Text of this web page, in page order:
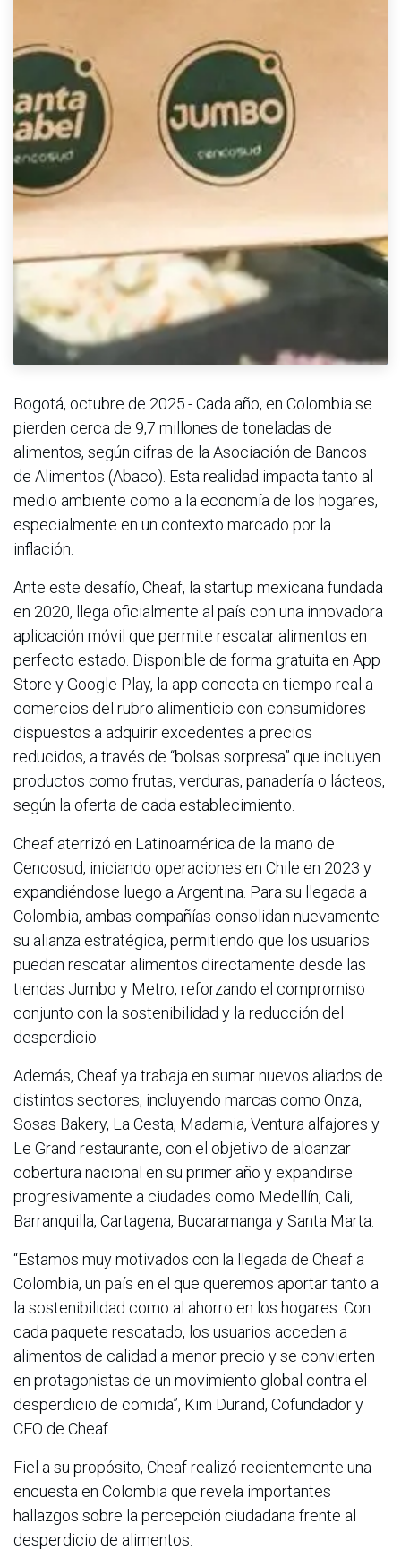
Bogotá, octubre de 2025.- Cada año, en Colombia se
pierden cerca de 9,7 millones de toneladas de
alimentos, según cifras de la Asociación de Bancos
de Alimentos (Abaco). Esta realidad impacta tanto al
medio ambiente como a la economía de los hogares,
especialmente en un contexto marcado por la
inflación.
Ante este desafío, Cheaf, la startup mexicana fundada
en 2020, llega oficialmente al país con una innovadora
aplicación móvil que permite rescatar alimentos en
perfecto estado. Disponible de forma gratuita en App
Store y Google Play, la app conecta en tiempo real a
comercios del rubro alimenticio con consumidores
dispuestos a adquirir excedentes a precios
reducidos, a través de “bolsas sorpresa” que incluyen
productos como frutas, verduras, panadería o lácteos,
según la oferta de cada establecimiento.
Cheaf aterrizó en Latinoamérica de la mano de
Cencosud, iniciando operaciones en Chile en 2023 y
expandiéndose luego a Argentina. Para su llegada a
Colombia, ambas compañías consolidan nuevamente
su alianza estratégica, permitiendo que los usuarios
puedan rescatar alimentos directamente desde las
tiendas Jumbo y Metro, reforzando el compromiso
conjunto con la sostenibilidad y la reducción del
desperdicio.
Además, Cheaf ya trabaja en sumar nuevos aliados de
distintos sectores, incluyendo marcas como Onza,
Sosas Bakery, La Cesta, Madamia, Ventura alfajores y
Le Grand restaurante, con el objetivo de alcanzar
cobertura nacional en su primer año y expandirse
progresivamente a ciudades como Medellín, Cali,
Barranquilla, Cartagena, Bucaramanga y Santa Marta.
“Estamos muy motivados con la llegada de Cheaf a
Colombia, un país en el que queremos aportar tanto a
la sostenibilidad como al ahorro en los hogares. Con
cada paquete rescatado, los usuarios acceden a
alimentos de calidad a menor precio y se convierten
en protagonistas de un movimiento global contra el
desperdicio de comida”, Kim Durand, Cofundador y
CEO de Cheaf.
Fiel a su propósito, Cheaf realizó recientemente una
encuesta en Colombia que revela importantes
hallazgos sobre la percepción ciudadana frente al
desperdicio de alimentos: